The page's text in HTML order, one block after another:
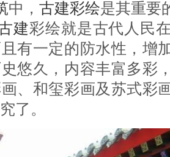
中， 古建彩绘是其重要
建彩绘就是古代人民
有一定的防水性，增
悠久，内容丰富多彩
、和玺彩画及苏式彩
了。